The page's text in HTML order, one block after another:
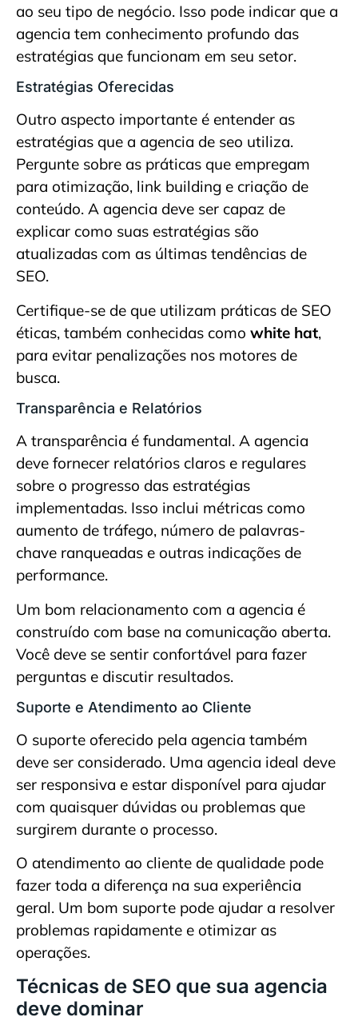
ao seu tipo de negócio. Isso pode indicar que a
agencia tem conhecimento profundo das
estratégias que funcionam em seu setor.
Estratégias Oferecidas
Outro aspecto importante é entender as
estratégias que a agencia de seo utiliza.
Pergunte sobre as práticas que empregam
para otimização, link building e criação de
conteúdo. A agencia deve ser capaz de
explicar como suas estratégias são
atualizadas com as últimas tendências de
SEO.
Certifique-se de que utilizam práticas de SEO
éticas, também conhecidas como white hat,
para evitar penalizações nos motores de
busca.
Transparência e Relatórios
A transparência é fundamental. A agencia
deve fornecer relatórios claros e regulares
sobre o progresso das estratégias
implementadas. Isso inclui métricas como
aumento de tráfego, número de palavras-
chave ranqueadas e outras indicações de
performance.
Um bom relacionamento com a agencia é
construído com base na comunicação aberta.
Você deve se sentir confortável para fazer
perguntas e discutir resultados.
Suporte e Atendimento ao Cliente
O suporte oferecido pela agencia também
deve ser considerado. Uma agencia ideal deve
ser responsiva e estar disponível para ajudar
com quaisquer dúvidas ou problemas que
surgirem durante o processo.
O atendimento ao cliente de qualidade pode
fazer toda a diferença na sua experiência
geral. Um bom suporte pode ajudar a resolver
problemas rapidamente e otimizar as
operações.
Técnicas de SEO que sua agencia
deve dominar